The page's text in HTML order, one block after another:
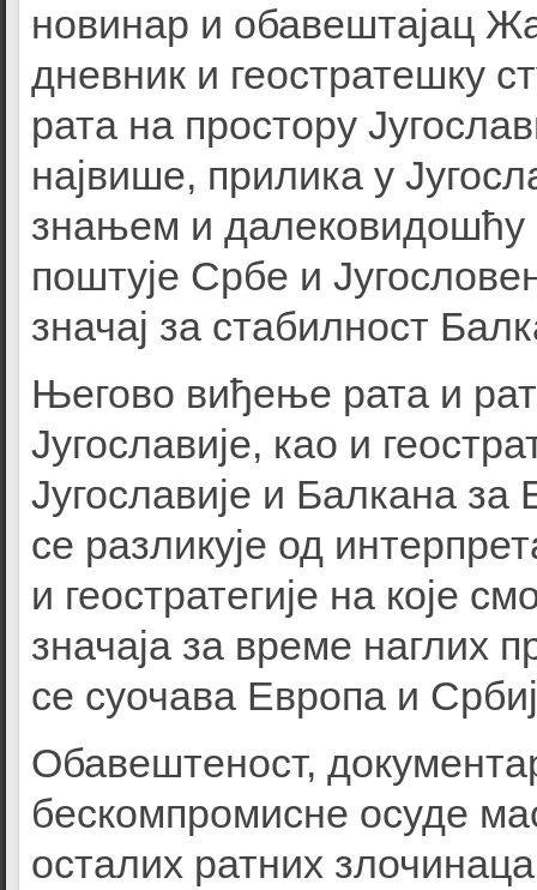
новинар и обавештајац
дневник и геостратешку
рата на простору
највише, прилика у
знањем и далековидошћу
поштује Србе и
значај за стабилност
Његово виђење рата и
Југославије, као и
Југославије и Балкана
се разликује од
и геостратегије на које
значаја за време наглих
се суочава Европа и
Обавештеност,
бескомпромисне осуде
осталих ратних